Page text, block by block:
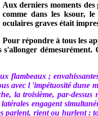
Aux derniers moments
comme dans les ksour,
oculaires graves était
Pour répondre à tous les
démesurément.
flambeaux ;
avec l 'impétuosité dune
la troisième, par-dessus
engagent
parlent, rient ou hurlent ;